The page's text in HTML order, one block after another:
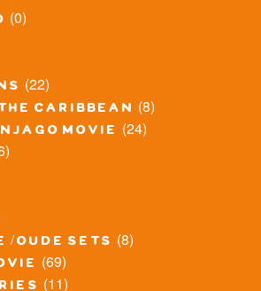
(0)
(22)
caribbean (8)
movie (24)
oude sets (8)
(69)
(11)